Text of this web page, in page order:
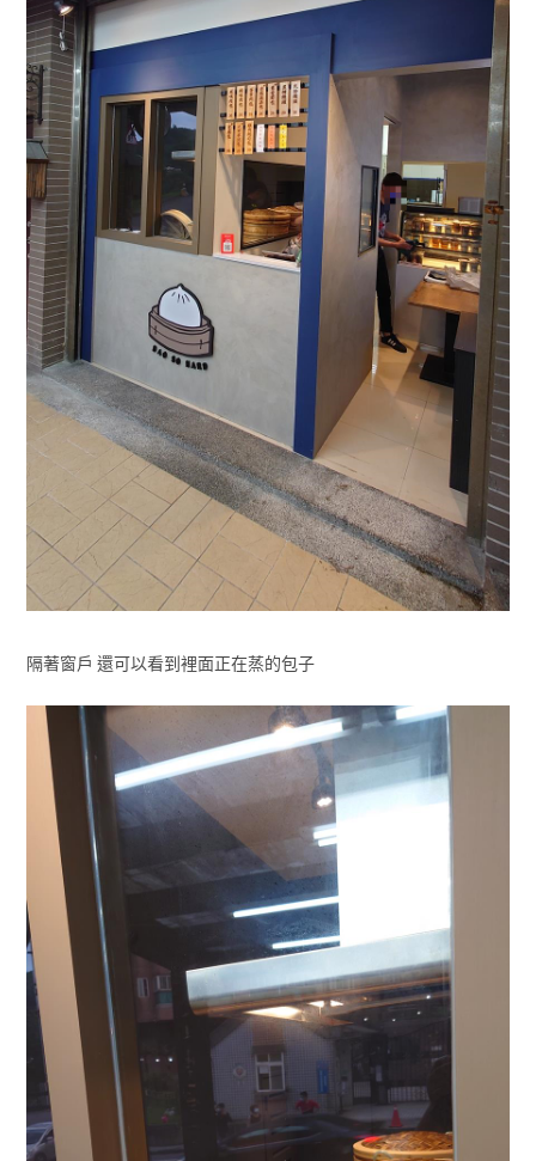
隔著窗戶 還可以看到裡面正在蒸的包子